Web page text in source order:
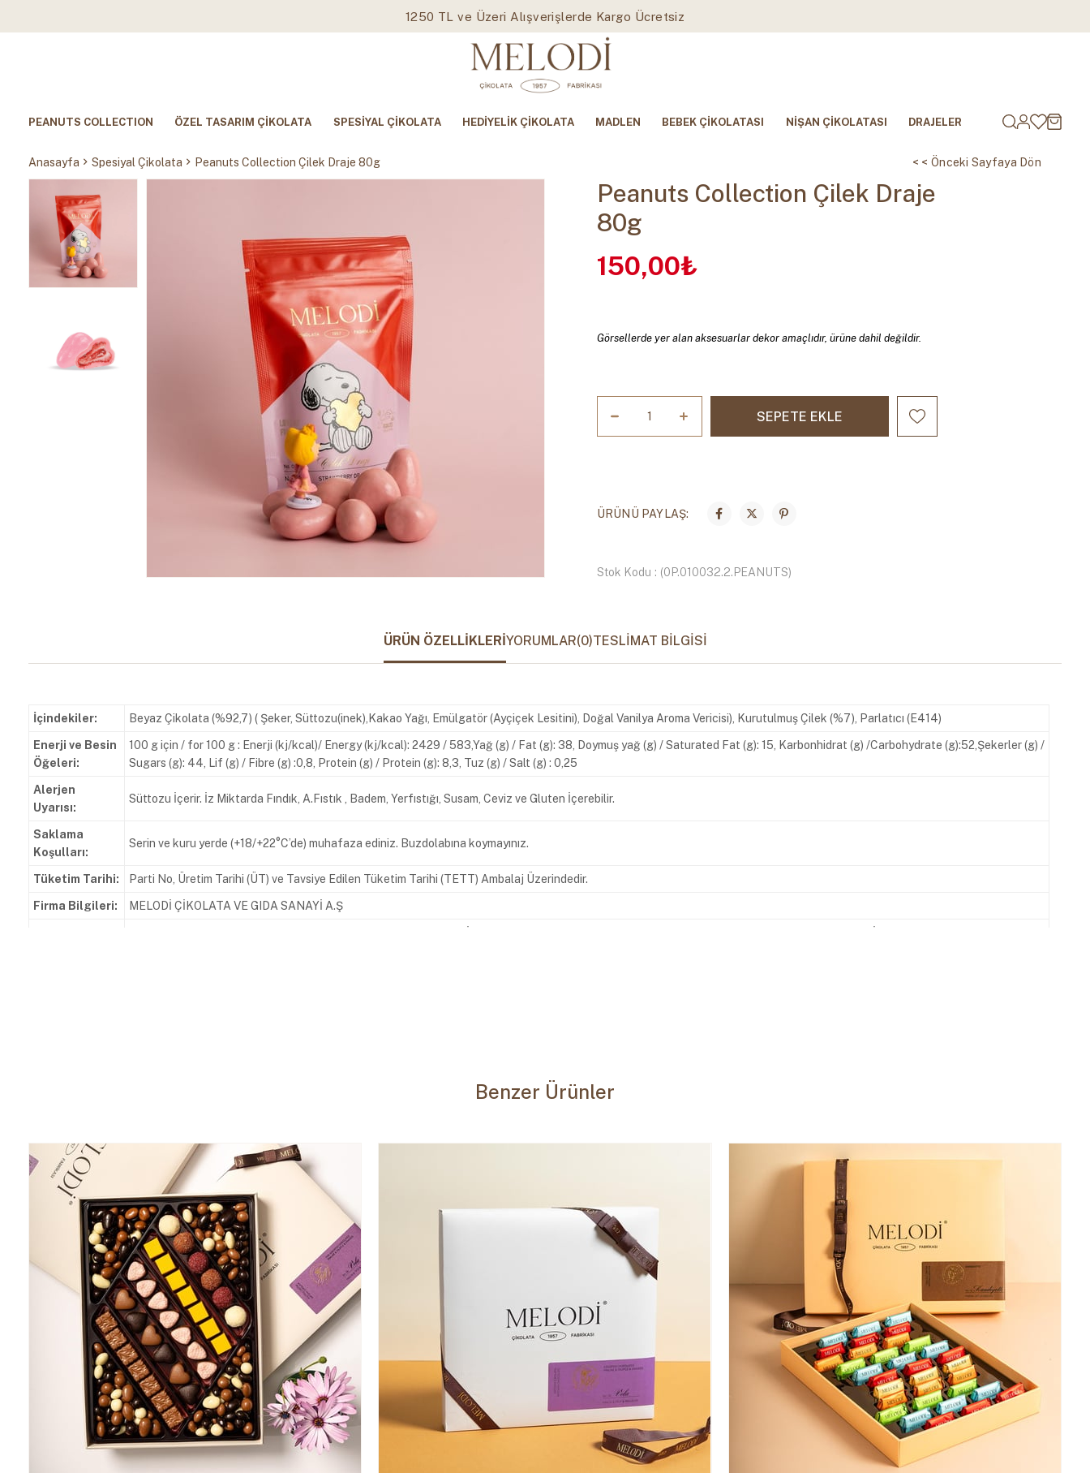
1250 TL ve Üzeri Alışverişlerde Kargo Ücretsiz
PEANUTS COLLECTION ÖZEL TASARIM ÇİKOLATA SPESİYAL ÇİKOLATA HEDİYELİK ÇİKOLATA MADLEN BEBEK ÇİKOLATASI NİŞAN ÇİKOLATASI DRAJELER
Anasayfa Spesiyal Çikolata Peanuts Collection Çilek Draje 80g < < Önceki Sayfaya Dön
Peanuts Collection Çilek Draje
80g
150,00₺
Görsellerde yer alan aksesuarlar dekor amaçlıdır, ürüne dahil değildir.
ÜRÜNÜ PAYLAŞ:
Stok Kodu (0P.010032.2.PEANUTS)
ÜRÜN ÖZELLIKLERIYORUMLAR(0)TESLIMAT BILGISI
İçindekiler: Beyaz Çikolata (%92,7) ( Şeker, Süttozu(inek),Kakao Yağı, Emülgatör (Ayçiçek Lesitini), Doğal Vanilya Aroma Vericisi), Kurutulmuş Çilek (%7), Parlatıcı (E414)
Enerji ve Besin
Öğeleri:
100 g için / for 100 g : Enerji (kj/kcal)/ Energy (kj/kcal): 2429 / 583,Yağ (g) / Fat (g): 38, Doymuş yağ (g) / Saturated Fat (g): 15, Karbonhidrat (g) /Carbohydrate (g):52,Şekerler (g) /
Sugars (g): 44, Lif (g) / Fibre (g) :0,8, Protein (g) / Protein (g): 8,3, Tuz (g) / Salt (g) : 0,25
Alerjen
Uyarısı:
Süttozu İçerir. İz Miktarda Fındık, A.Fıstık , Badem, Yerfıstığı, Susam, Ceviz ve Gluten İçerebilir.
Saklama
Koşulları:
Serin ve kuru yerde (+18/+22°C’de) muhafaza ediniz. Buzdolabına koymayınız.
Tüketim Tarihi: Parti No, Üretim Tarihi (ÜT) ve Tavsiye Edilen Tüketim Tarihi (TETT) Ambalaj Üzerindedir.
Firma Bilgileri: MELODİ ÇİKOLATA VE GIDA SANAYİ A.Ş
Benzer Ürünler